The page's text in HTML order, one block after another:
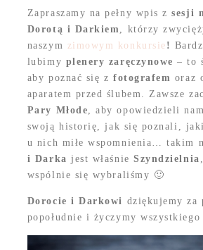
Zapraszamy na pełny wpis zsesji
Dorotą i Darkiem
, którzy
naszym zimowym konkursie !
lubimy plenery zaręczynowe – to
aby poznać się z fotografem oraz
aparatem przed ślubem. Zawsze
Pary Młode , aby opowiedzieli
swoją historię, jak się poznali,
u nich miłe wspomnienia… takim
i Darka jest właśnie Szyndzielnia
wspólnie się wybraliśmy 🙂
Dorocie i Darkowi dziękujemy za
popołudnie i życzymy